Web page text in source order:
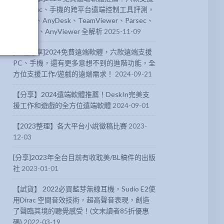
PC、Mac、手機的跨平台遠端控制工具評測，
DeskIn、AnyDesk、TeamViewer、Parsec、
Chrome、AnyViewer 全解析 2025-11-09
[軟體分享]2024免費遠端軟體，六款遠端支援
PC、手機，還有更多意想不到的進階功能，全
方位支援工作/遊戲的遠端需求！ 2024-09-21
【分享】2024遠端軟體推薦！DeskIn完美支
援工作和遊戲的全方位遠端軟體 2024-09-01
【2023整理】各大平台小說徵稿比賽 2023-
12-03
[分享]2023年全台目前有收耽美/BL稿件的出版
社 2023-01-01
【試貨】 2022必買藍芽無線耳機，Sudio E2使
用Dirac 空間音效技術，超高聲音表現，創造
了聲臨其境的聽覺感受！(文末讀者85折優惠
碼) 2022-03-19